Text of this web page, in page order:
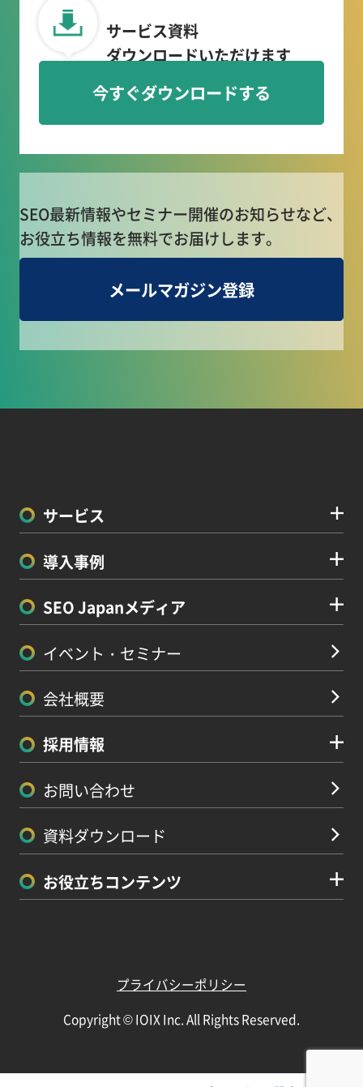
サービス資料
ダウンロードいただけます
今すぐダウンロードする
SEO最新情報やセミナー開催のお知らせなど、
お役立ち情報を無料でお届けします。
メールマガジン登録
サービス
導入事例
SEO Japanメディア
イベント・セミナー
会社概要
採用情報
お問い合わせ
資料ダウンロード
お役立ちコンテンツ
プライバシーポリシー
Copyright © IOIX Inc. All Rights Reserved.